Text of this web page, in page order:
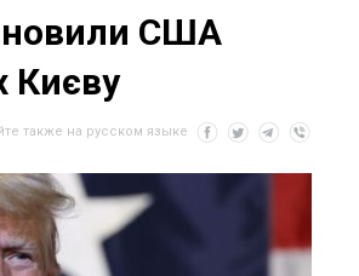
США
Києву
также на русском языке